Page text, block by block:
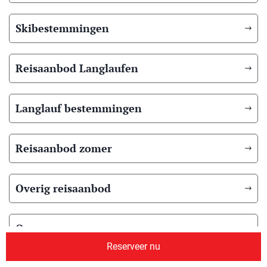
Reserveer nu
Skibestemmingen
Reisaanbod Langlaufen
Langlauf bestemmingen
Reisaanbod zomer
Overig reisaanbod
Over ons